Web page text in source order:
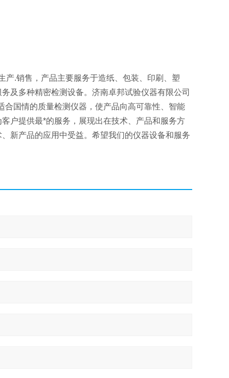
产.销售，产品主要服务于造纸、包装、印刷、塑
及多种精密检测设备。济南卓邦试验仪器有限公司
国情的质量检测仪器，使产品向高可靠性、智能
户提供最*的服务，展现出在技术、产品和服务方
新产品的应用中受益。希望我们的仪器设备和服务